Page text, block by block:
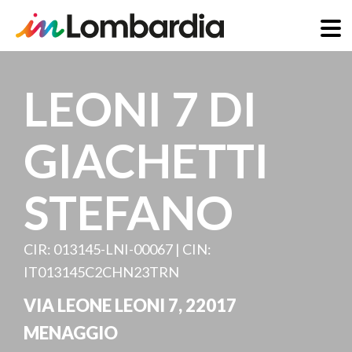
contenuto
principale
LEONI 7 DI
GIACHETTI
STEFANO
CIR: 013145-LNI-00067 | CIN:
IT013145C2CHN23TRN
VIA LEONE LEONI 7,22017
MENAGGIO